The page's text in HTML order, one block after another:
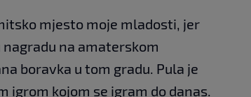
mjesto moje mladosti, jer
nagradu na amaterskom
boravka u tom gradu. Pula je
igrom kojom se igram do danas.